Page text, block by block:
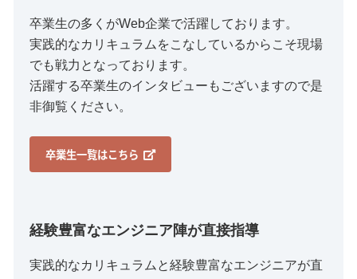
卒業生の多くがWeb企業で活躍しております。
実践的なカリキュラムをこなしているからこそ現場
でも戦力となっております。
活躍する卒業生のインタビューもございますので是
非御覧ください。
卒業生一覧はこちら
経験豊富なエンジニア陣が直接指導
実践的なカリキュラムと経験豊富なエンジニアが直